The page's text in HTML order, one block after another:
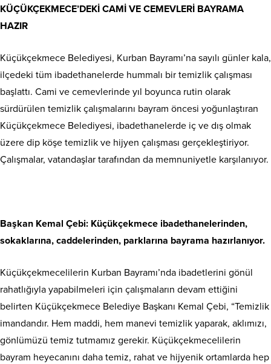
KÜÇÜKÇEKMECE’DEKİ CAMİ VE CEMEVLERİ BAYRAMA
HAZIR
Küçükçekmece Belediyesi, Kurban Bayramı’na sayılı günler kala,
ilçedeki tüm ibadethanelerde hummalı bir temizlik çalışması
başlattı. Cami ve cemevlerinde yıl boyunca rutin olarak
sürdürülen temizlik çalışmalarını bayram öncesi yoğunlaştıran
Küçükçekmece Belediyesi, ibadethanelerde iç ve dış olmak
üzere dip köşe temizlik ve hijyen çalışması gerçekleştiriyor.
Çalışmalar, vatandaşlar tarafından da memnuniyetle karşılanıyor.
Başkan Kemal Çebi: Küçükçekmece ibadethanelerinden,
sokaklarına, caddelerinden, parklarına bayrama hazırlanıyor.
Küçükçekmecelilerin Kurban Bayramı’nda ibadetlerini gönül
rahatlığıyla yapabilmeleri için çalışmaların devam ettiğini
belirten Küçükçekmece Belediye Başkanı Kemal Çebi, “Temizlik
imandandır. Hem maddi, hem manevi temizlik yaparak, aklımızı,
gönlümüzü temiz tutmamız gerekir. Küçükçekmecelilerin
bayram heyecanını daha temiz, rahat ve hijyenik ortamlarda hep